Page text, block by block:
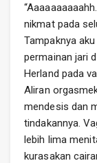
nikmat pada
Tampaknya
permainan jari
Herland pada
Aliran
mendesis dan
tindakannya.
lebih lima
kurasakan